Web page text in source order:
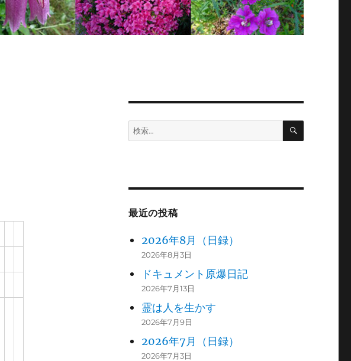
検
索:
検
最近の投稿
2026年8月（日録）
2026年8月3日
ドキュメント原爆日記
2026年7月13日
霊は人を生かす
2026年7月9日
2026年7月（日録）
2026年7月3日